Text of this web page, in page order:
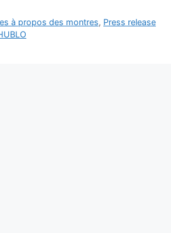
à propos des montres, Press release